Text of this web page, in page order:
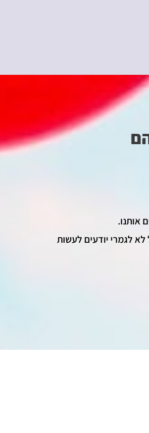
אותנו.
לגמרי יודעים לעשות